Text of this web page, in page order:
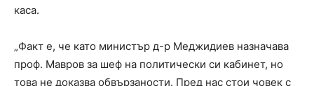
каса.
„Факт е, че като министър д-р Меджидиев назначава
проф. Мавров за шеф на политически си кабинет, но
това не доказва обвързаности. Пред нас стои човек с